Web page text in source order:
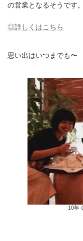
の営業となるそうです。
◎詳しくはこちら
思い出はいつまでも〜
10年